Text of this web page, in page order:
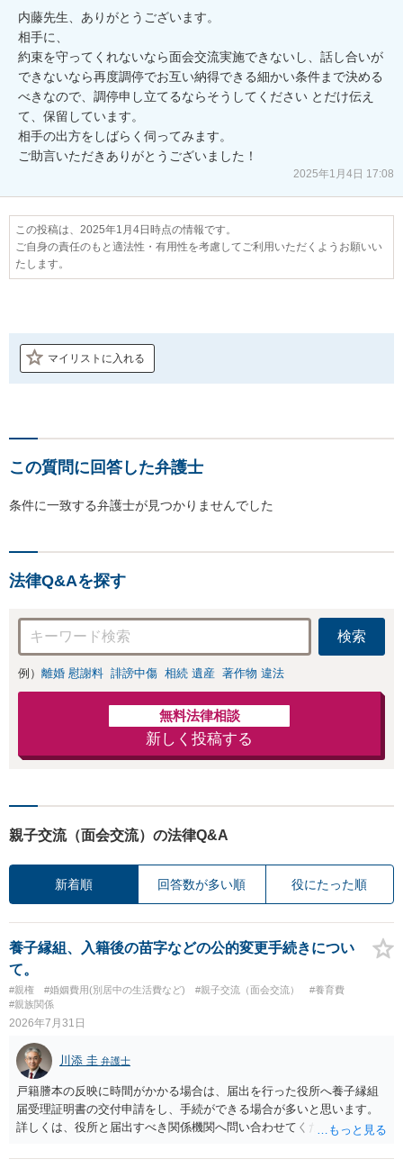
内藤先生、ありがとうございます。
相手に、
約束を守ってくれないなら面会交流実施できないし、話し合いが
できないなら再度調停でお互い納得できる細かい条件まで決める
べきなので、調停申し立てるならそうしてください とだけ伝え
て、保留しています。
相手の出方をしばらく伺ってみます。
ご助言いただきありがとうございました！
2025年1月4日 17:08
この投稿は、2025年1月4日時点の情報です。
ご自身の責任のもと適法性・有用性を考慮してご利用いただくようお願いい
たします。
マイリストに入れる
この質問に回答した弁護士
条件に一致する弁護士が見つかりませんでした
法律Q&Aを探す
検索
例） 離婚 慰謝料 誹謗中傷 相続 遺産 著作物 違法
無料法律相談
新しく投稿する
親子交流（面会交流）の法律Q&A
新着順 回答数が多い順 役にたった順
養子縁組、入籍後の苗字などの公的変更手続きについ
て。
#親権 #婚姻費用(別居中の生活費など) #親子交流（面会交流）
#養育費
#親族関係
2026年7月31日
川添 圭 弁護士
戸籍謄本の反映に時間がかかる場合は、届出を行った役所へ養子縁組
届受理証明書の交付申請をし、手続ができる場合が多いと思います。
詳しくは、役所と届出すべき関係機関へ問い合わせてください。